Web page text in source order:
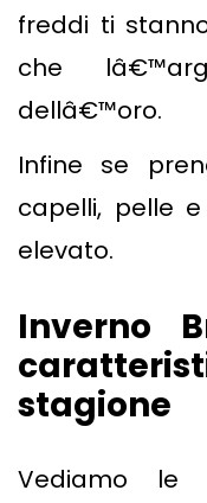
freddi ti
che
dellâ€™oro.
Infine se
capelli, pelle
elevato.
Inverno
stagione
Vediamo le